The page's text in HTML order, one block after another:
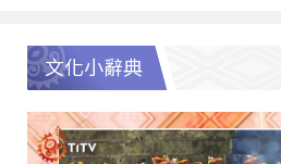
文化小辭典